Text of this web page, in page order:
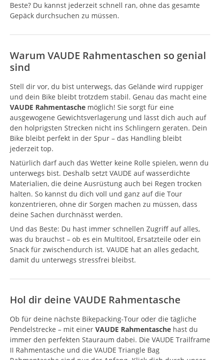
Beste? Du kannst jederzeit schnell ran, ohne das gesamte
Gepäck durchsuchen zu müssen.
Warum VAUDE Rahmentaschen so genial
sind
Stell dir vor, du bist unterwegs, das Gelände wird ruppiger
und dein Bike bleibt trotzdem stabil. Genau das macht eine
VAUDE Rahmentasche möglich! Sie sorgt für eine
ausgewogene Gewichtsverlagerung und lässt dich auch auf
den holprigsten Strecken nicht ins Schlingern geraten. Dein
Bike bleibt perfekt in der Spur – das Handling bleibt
jederzeit top.
Natürlich darf auch das Wetter keine Rolle spielen, wenn du
unterwegs bist. Deshalb setzt VAUDE auf wasserdichte
Materialien, die deine Ausrüstung auch bei Regen trocken
halten. So kannst du dich voll und ganz auf die Tour
konzentrieren, ohne dir Sorgen machen zu müssen, dass
deine Sachen durchnässt werden.
Und das Beste: Du hast immer schnellen Zugriff auf alles,
was du brauchst – ob es ein Multitool, Ersatzteile oder ein
Snack für zwischendurch ist. VAUDE hat an alles gedacht,
damit du unterwegs stressfrei bleibst.
Hol dir deine VAUDE Rahmentasche
Ob für deine nächste Bikepacking-Tour oder die tägliche
Pendelstrecke – mit einer VAUDE Rahmentasche hast du
immer den perfekten Stauraum dabei. Die VAUDE Trailframe
II Rahmentasche und die VAUDE Triangle Bag